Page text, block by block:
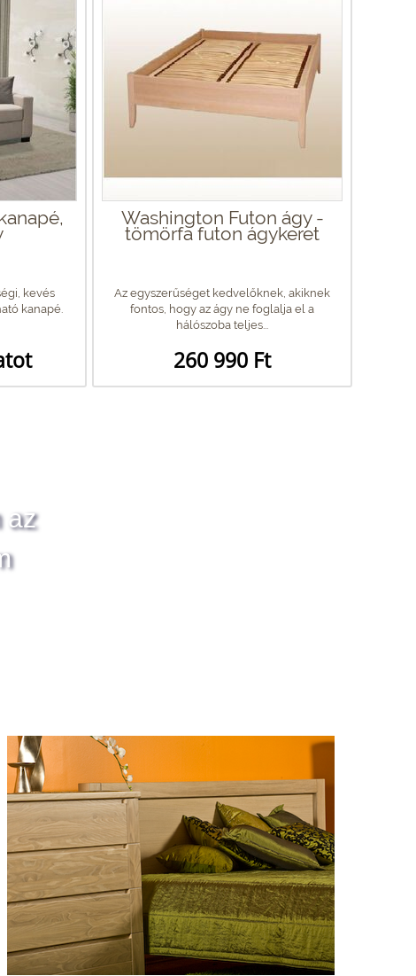
kevés
kanapé.
Washington Futon ágy -
tömörfa futon ágykeret
Az egyszerűséget kedvelőknek, akiknek
fontos, hogy az ágy ne foglalja el a
hálószoba teljes...
260 990 Ft
az